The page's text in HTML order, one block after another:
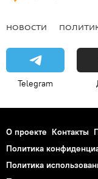
НОВОСТИ
Telegram
О проекте Контакты
Политика
Политика